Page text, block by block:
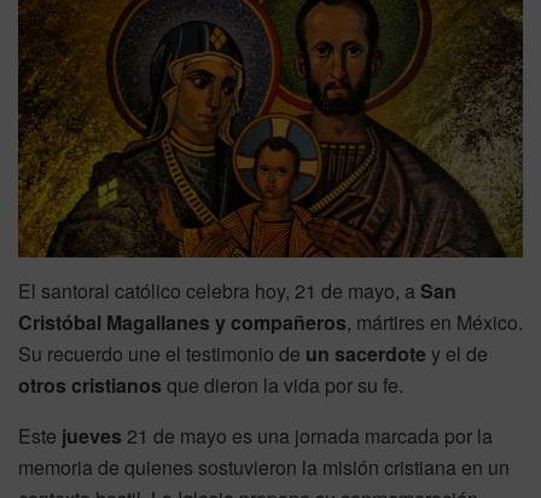
El santoral católico celebra hoy, 21 de mayo, a San
Cristóbal Magallanes y compañeros, mártires en México.
Su recuerdo une el testimonio de un sacerdote y el de
otros cristianos que dieron la vida por su fe.
Este jueves 21 de mayo es una jornada marcada por la
memoria de quienes sostuvieron la misión cristiana en un